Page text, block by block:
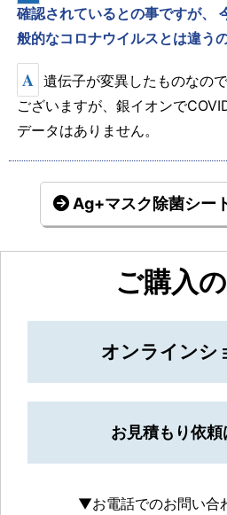
確認されているとの事ですが、
般的なコロナウイルスとは違う
A 遺伝子が変異したものなの
ございますが、銀イオンで
データはありません。
Ag+マスク除菌シー
ご購入
オンラインシ
お見積もり依頼
▼お電話でのお問い合